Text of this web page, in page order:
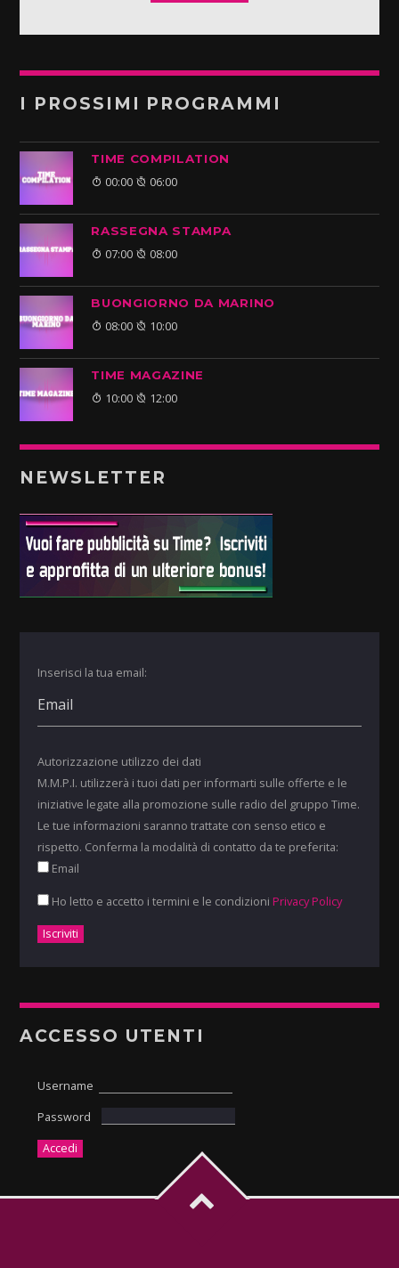
I PROSSIMI PROGRAMMI
TIME COMPILATION
00:00 06:00
RASSEGNA STAMPA
07:00 08:00
BUONGIORNO DA MARINO
08:00 10:00
TIME MAGAZINE
10:00 12:00
NEWSLETTER
Inserisci la tua email:
Autorizzazione utilizzo dei dati
M.M.P.I. utilizzerà i tuoi dati per informarti sulle offerte e le
iniziative legate alla promozione sulle radio del gruppo Time.
Le tue informazioni saranno trattate con senso etico e
rispetto. Conferma la modalità di contatto da te preferita:
Email
Ho letto e accetto i termini e le condizioni Privacy Policy
ACCESSO UTENTI
Username
Password